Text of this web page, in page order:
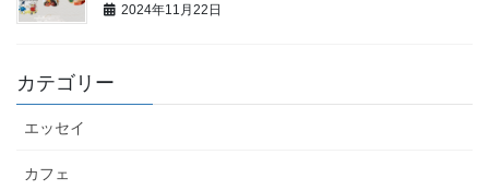
2024年11月22日
カテゴリー
エッセイ
カフェ